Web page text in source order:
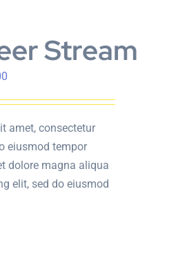
Stream
amet, consectetur
eiusmod tempor
dolore magna aliqua
elit, sed do eiusmod